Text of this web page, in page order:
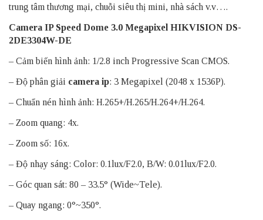
trung tâm thương mại, chuỗi siêu thị mini, nhà sách v.v….
Camera IP Speed Dome 3.0 Megapixel HIKVISION DS-
2DE3304W-DE
– Cảm biến hình ảnh: 1/2.8 inch Progressive Scan CMOS.
– Độ phân giải camera ip: 3 Megapixel (2048 x 1536P).
– Chuẩn nén hình ảnh: H.265+/H.265/H.264+/H.264.
– Zoom quang: 4x.
– Zoom số: 16x.
– Độ nhạy sáng: Color: 0.1lux/F2.0, B/W: 0.01lux/F2.0.
– Góc quan sát: 80 – 33.5° (Wide~Tele).
– Quay ngang: 0°~350°.